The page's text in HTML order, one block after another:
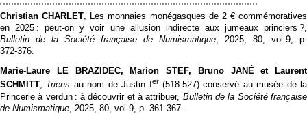
Christian CHARLET, Les monnaies monégasques de 2 € commémoratives
en 2025 : peut-on y voir une allusion indirecte aux jumeaux princiers ?,
Bulletin de la Société française de Numismatique, 2025, 80, vol.9, p.
372‑376.
Marie-Laure LE BRAZIDEC, Marion STEF, Bruno JANÉ et Laurent
SCHMITT, Triens au nom de Justin I er (518-527) conservé au musée de la
Princerie à verdun : à découvrir et à attribuer, Bulletin de la Société française
de Numismatique , 2025, 80, vol.9, p. 361‑367.